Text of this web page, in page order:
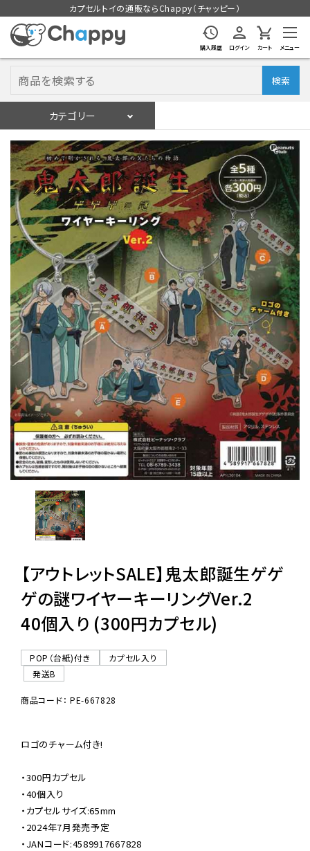
カプセルトイの通販ならChappy（チャッピー）
購入履歴 ログイン カート メニュー
検索
カテゴリー
ログイン 会員登録
入荷スケジュールをチェック
カプセルトイマシン本体
カプセルトイ
販促用空カプセル
レンタル
景品・玩具・文具
販促用カプセルトイ
よくあるご質問
06-6282-7659
【アウトレットSALE】鬼太郎誕生ゲゲ
ゲの謎ワイヤーキーリングVer.2
40個入り (300円カプセル)
POP（台紙)付き
カプセル入り
発送B
商品コード： PE-667828
ロゴのチャーム付き!
・300円カプセル
・40個入り
・カプセルサイズ:65mm
・2024年7月発売予定
・JANコード:4589917667828